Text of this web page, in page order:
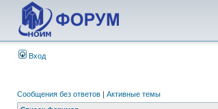
Вход
Сообщения без ответов | Активные темы